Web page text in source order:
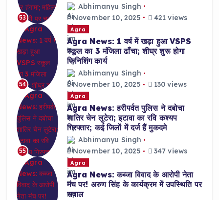
53
Abhimanyu Singh
November 10, 2025
421 views
54
Agra
Agra News: 1 वर्ष में खड़ा हुआ VSPS
स्कूल का 3 मंजिला ढाँचा; शीघ्र शुरू होगा
फिनिशिंग कार्य
Abhimanyu Singh
November 10, 2025
130 views
55
Agra
Agra News: हरीपर्वत पुलिस ने दबोचा
शातिर चेन लुटेरा; इटावा का रवि कश्यप
गिरफ्तार; कई जिलों में दर्ज हैं मुकदमे
Abhimanyu Singh
November 10, 2025
347 views
Agra
Agra News: कब्जा विवाद के आरोपी नेता
मंच पर! अरुण सिंह के कार्यक्रम में उपस्थिति पर
सवाल